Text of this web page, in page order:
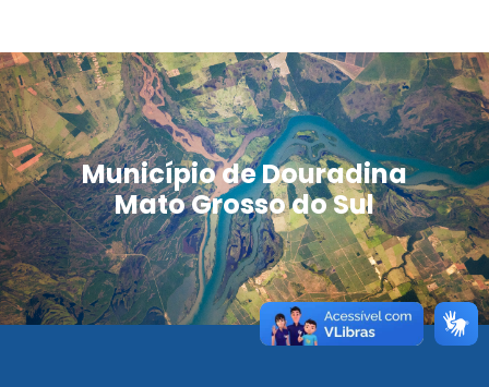
Município de Douradina
Mato Grosso do Sul